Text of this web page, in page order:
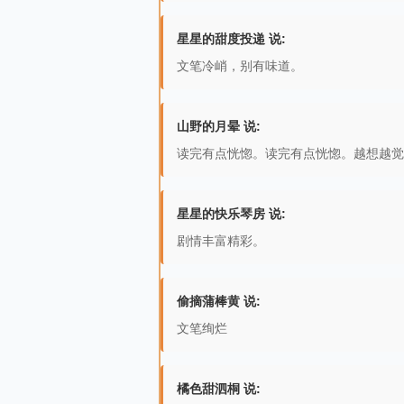
星星的甜度投递 说:
文笔冷峭，别有味道。
山野的月晕 说:
读完有点恍惚。读完有点恍惚。越想越
星星的快乐琴房 说:
剧情丰富精彩。
偷摘蒲棒黄 说:
文笔绚烂
橘色甜泗桐 说: